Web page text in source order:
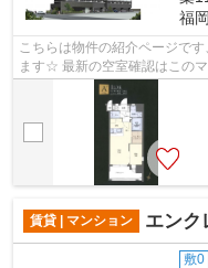
福
こちらは物件の紹介ページで
ます☆ 最新の空室確認はこの
す！迅速に対応致します！！！
賃貸 | マンション エン
敷0